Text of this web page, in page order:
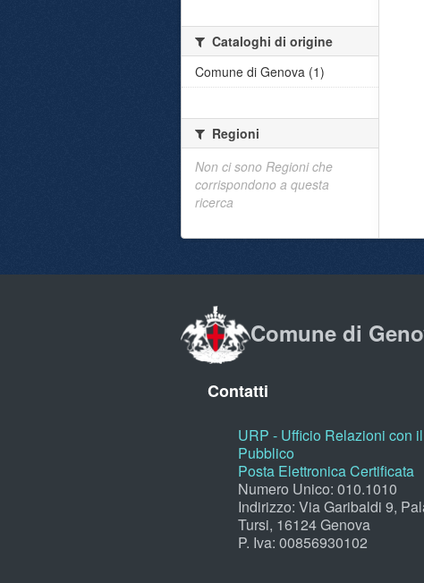
Cataloghi di origine
Comune di Genova (1)
Regioni
Non ci sono Regioni che
corrispondono a questa
ricerca
Comune di
Contatti
URP - Ufficio Relazioni con il
Pubblico
Posta Elettronica Certificata
Numero Unico: 010.1010
Indirizzo: Via Garibaldi 9,
Tursi, 16124 Genova
P. Iva: 00856930102